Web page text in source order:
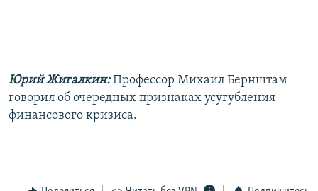
Юрий Жигалкин:Профессор Михаил Бернштам
говорил об очередных признаках усугубления
финансового кризиса.